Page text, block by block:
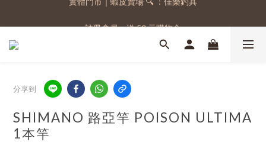
註冊會員，送 50 元購物金
分享到
SHIMANO 路亞竿 POISON ULTIMA
1本竿